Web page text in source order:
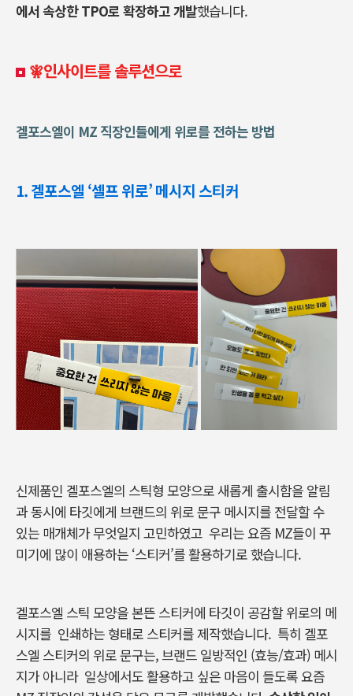
에서 속상한 TPO로 확장하고 개발했습니다.
🧚‍인사이트를 솔루션으로
겔포스엘이 MZ 직장인들에게 위로를 전하는 방법
1. 겔포스엘 ‘셀프 위로’ 메시지 스티커
신제품인 겔포스엘의 스틱형 모양으로 새롭게 출시함을 알림
과 동시에 타깃에게 브랜드의 위로 문구 메시지를 전달할 수
있는 매개체가 무엇일지 고민하였고 우리는 요즘 MZ들이 꾸
미기에 많이 애용하는 ‘스티커’를 활용하기로 했습니다.
겔포스엘 스틱 모양을 본뜬 스티커에 타깃이 공감할 위로의 메
시지를 인쇄하는 형태로 스티커를 제작했습니다. 특히 겔포
스엘 스티커의 위로 문구는, 브랜드 일방적인 (효능/효과) 메시
지가 아니라 일상에서도 활용하고 싶은 마음이 들도록 요즘